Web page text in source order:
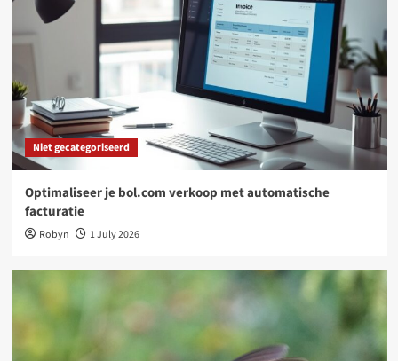
Waarom een tuinposter dé slimste upgrade is
voor jouw tuin
5
Niet gecategoriseerd
Online platforms: kansen en uitdagingen voor
freelancers
automatische facturatie
2
Niet gecategoriseerd
Kies je nestkast op maat: dit werkt goed bij
tuinvogels
Niet gecategoriseerd
Optimaliseer je bol.com verkoop met automatische
facturatie
Robyn 1 July 2026